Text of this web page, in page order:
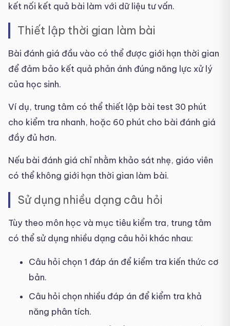
kết nối kết quả bài làm với dữ liệu tư vấn.
Thiết lập thời gian làm bài
Bài đánh giá đầu vào có thể được giới hạn thời gian
để đảm bảo kết quả phản ánh đúng năng lực xử lý
của học sinh.
Ví dụ, trung tâm có thể thiết lập bài test 30 phút
cho kiểm tra nhanh, hoặc 60 phút cho bài đánh giá
đầy đủ hơn.
Nếu bài đánh giá chỉ nhằm khảo sát nhẹ, giáo viên
có thể không giới hạn thời gian làm bài.
Sử dụng nhiều dạng câu hỏi
Tùy theo môn học và mục tiêu kiểm tra, trung tâm
có thể sử dụng nhiều dạng câu hỏi khác nhau:
Câu hỏi chọn 1 đáp án để kiểm tra kiến thức cơ
bản.
Câu hỏi chọn nhiều đáp án để kiểm tra khả
năng phân tích.